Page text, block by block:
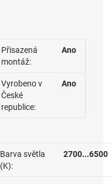
Přisazená
montáž:
Ano
Vyrobeno v
České
republice:
Ano
Barva světla
(K):
2700...6500